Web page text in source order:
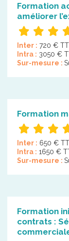
Formation
améliorer
Inter : 720 €
Intra : 3050 €
Sur-mesure :
Formation
Inter : 650 €
Intra : 1650 €
Sur-mesure :
Formation
contrats :